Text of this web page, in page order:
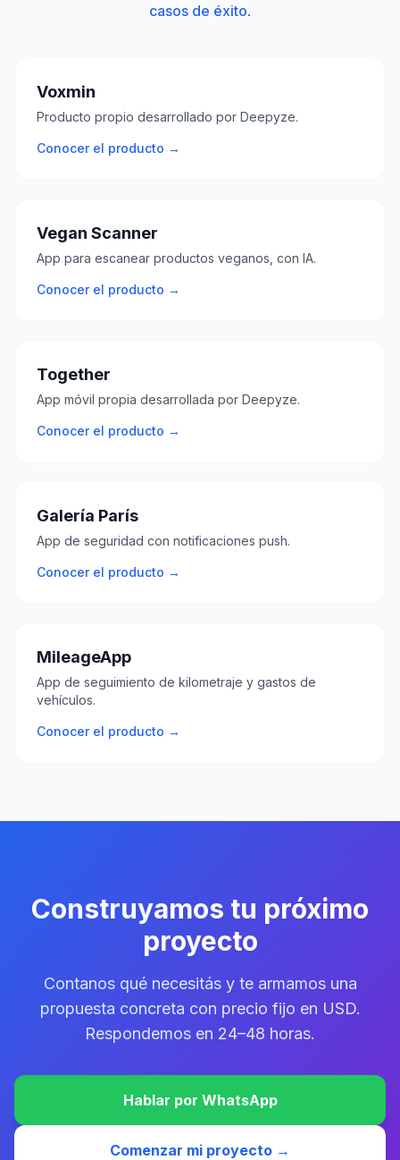
casos de éxito.
Voxmin
Producto propio desarrollado por Deepyze.
Conocer el producto →
Vegan Scanner
App para escanear productos veganos, con IA.
Conocer el producto →
Together
App móvil propia desarrollada por Deepyze.
Conocer el producto →
Galería París
App de seguridad con notificaciones push.
Conocer el producto →
MileageApp
App de seguimiento de kilometraje y gastos de
vehículos.
Conocer el producto →
Construyamos tu próximo
proyecto
Contanos qué necesitás y te armamos una
propuesta concreta con precio fijo en USD.
Respondemos en 24–48 horas.
Hablar por WhatsApp
Comenzar mi proyecto →